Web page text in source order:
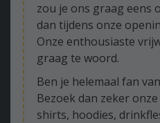
zou je ons graag eens
dan tijdens onze
Onze enthousiaste
graag te woord.
Ben je helemaal fan
Bezoek dan zeker
shirts, hoodies,